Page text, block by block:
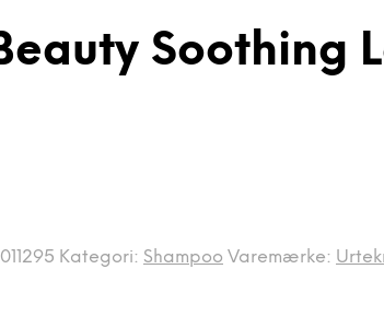
Soothing
Kategori: Shampoo Varemærke: